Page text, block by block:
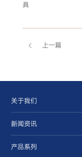
具
上一篇
关于我们
新闻资讯
产品系列